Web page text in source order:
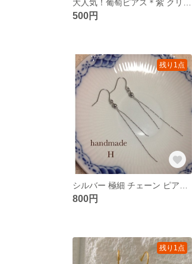
500円
残り1点
800円
残り1点